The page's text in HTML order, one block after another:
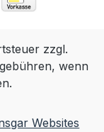
zzgl.
wenn
Websites